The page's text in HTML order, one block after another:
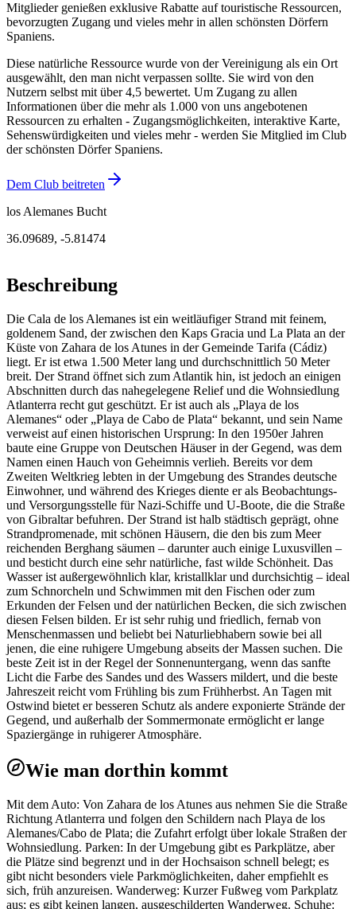
Mitglieder genießen exklusive Rabatte auf touristische Ressourcen,
bevorzugten Zugang und vieles mehr in allen schönsten Dörfern
Spaniens.
Diese natürliche Ressource wurde von der Vereinigung als ein Ort
ausgewählt, den man nicht verpassen sollte. Sie wird von den
Nutzern selbst mit über 4,5 bewertet. Um Zugang zu allen
Informationen über die mehr als 1.000 von uns angebotenen
Ressourcen zu erhalten - Zugangsmöglichkeiten, interaktive Karte,
Sehenswürdigkeiten und vieles mehr - werden Sie Mitglied im Club
der schönsten Dörfer Spaniens.
Dem Club beitreten
los Alemanes Bucht
36.09689, -5.81474
Beschreibung
Die Cala de los Alemanes ist ein weitläufiger Strand mit feinem,
goldenem Sand, der zwischen den Kaps Gracia und La Plata an der
Küste von Zahara de los Atunes in der Gemeinde Tarifa (Cádiz)
liegt. Er ist etwa 1.500 Meter lang und durchschnittlich 50 Meter
breit. Der Strand öffnet sich zum Atlantik hin, ist jedoch an einigen
Abschnitten durch das nahegelegene Relief und die Wohnsiedlung
Atlanterra recht gut geschützt. Er ist auch als „Playa de los
Alemanes“ oder „Playa de Cabo de Plata“ bekannt, und sein Name
verweist auf einen historischen Ursprung: In den 1950er Jahren
baute eine Gruppe von Deutschen Häuser in der Gegend, was dem
Namen einen Hauch von Geheimnis verlieh. Bereits vor dem
Zweiten Weltkrieg lebten in der Umgebung des Strandes deutsche
Einwohner, und während des Krieges diente er als Beobachtungs-
und Versorgungsstelle für Nazi-Schiffe und U-Boote, die die Straße
von Gibraltar befuhren. Der Strand ist halb städtisch geprägt, ohne
Strandpromenade, mit schönen Häusern, die den bis zum Meer
reichenden Berghang säumen – darunter auch einige Luxusvillen –
und besticht durch eine sehr natürliche, fast wilde Schönheit. Das
Wasser ist außergewöhnlich klar, kristallklar und durchsichtig – ideal
zum Schnorcheln und Schwimmen mit den Fischen oder zum
Erkunden der Felsen und der natürlichen Becken, die sich zwischen
diesen Felsen bilden. Er ist sehr ruhig und friedlich, fernab von
Menschenmassen und beliebt bei Naturliebhabern sowie bei all
jenen, die eine ruhigere Umgebung abseits der Massen suchen. Die
beste Zeit ist in der Regel der Sonnenuntergang, wenn das sanfte
Licht die Farbe des Sandes und des Wassers mildert, und die beste
Jahreszeit reicht vom Frühling bis zum Frühherbst. An Tagen mit
Ostwind bietet er besseren Schutz als andere exponierte Strände der
Gegend, und außerhalb der Sommermonate ermöglicht er lange
Spaziergänge in ruhigerer Atmosphäre.
Wie man dorthin kommt
Mit dem Auto: Von Zahara de los Atunes aus nehmen Sie die Straße
Richtung Atlanterra und folgen den Schildern nach Playa de los
Alemanes/Cabo de Plata; die Zufahrt erfolgt über lokale Straßen der
Wohnsiedlung. Parken: In der Umgebung gibt es Parkplätze, aber
die Plätze sind begrenzt und in der Hochsaison schnell belegt; es
gibt nicht besonders viele Parkmöglichkeiten, daher empfiehlt es
sich, früh anzureisen. Wanderweg: Kurzer Fußweg vom Parkplatz
aus; es gibt keinen langen, ausgeschilderten Wanderweg. Schuhe: